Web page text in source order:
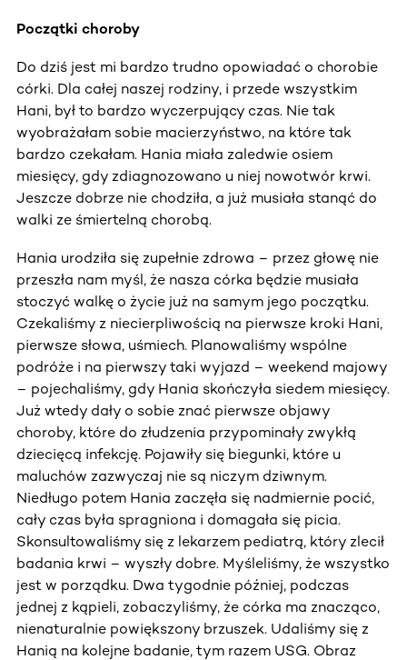
Początki choroby
Do dziś jest mi bardzo trudno opowiadać o chorobie
córki. Dla całej naszej rodziny, i przede wszystkim
Hani, był to bardzo wyczerpujący czas. Nie tak
wyobrażałam sobie macierzyństwo, na które tak
bardzo czekałam. Hania miała zaledwie osiem
miesięcy, gdy zdiagnozowano u niej nowotwór krwi.
Jeszcze dobrze nie chodziła, a już musiała stanąć do
walki ze śmiertelną chorobą.
Hania urodziła się zupełnie zdrowa – przez głowę nie
przeszła nam myśl, że nasza córka będzie musiała
stoczyć walkę o życie już na samym jego początku.
Czekaliśmy z niecierpliwością na pierwsze kroki Hani,
pierwsze słowa, uśmiech. Planowaliśmy wspólne
podróże i na pierwszy taki wyjazd – weekend majowy
– pojechaliśmy, gdy Hania skończyła siedem miesięcy.
Już wtedy dały o sobie znać pierwsze objawy
choroby, które do złudzenia przypominały zwykłą
dziecięcą infekcję. Pojawiły się biegunki, które u
maluchów zazwyczaj nie są niczym dziwnym.
Niedługo potem Hania zaczęła się nadmiernie pocić,
cały czas była spragniona i domagała się picia.
Skonsultowaliśmy się z lekarzem pediatrą, który zlecił
badania krwi – wyszły dobre. Myśleliśmy, że wszystko
jest w porządku. Dwa tygodnie później, podczas
jednej z kąpieli, zobaczyliśmy, że córka ma znacząco,
nienaturalnie powiększony brzuszek. Udaliśmy się z
Hanią na kolejne badanie, tym razem USG. Obraz